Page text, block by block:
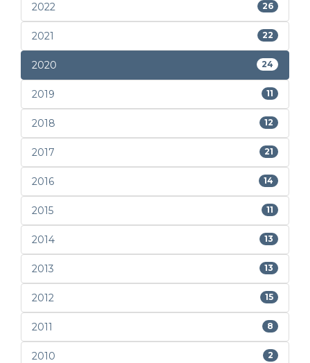
2022 26
2021 22
2020 24
2019 11
2018 12
2017 21
2016 14
2015 11
2014 13
2013 13
2012 15
2011 8
2010 2